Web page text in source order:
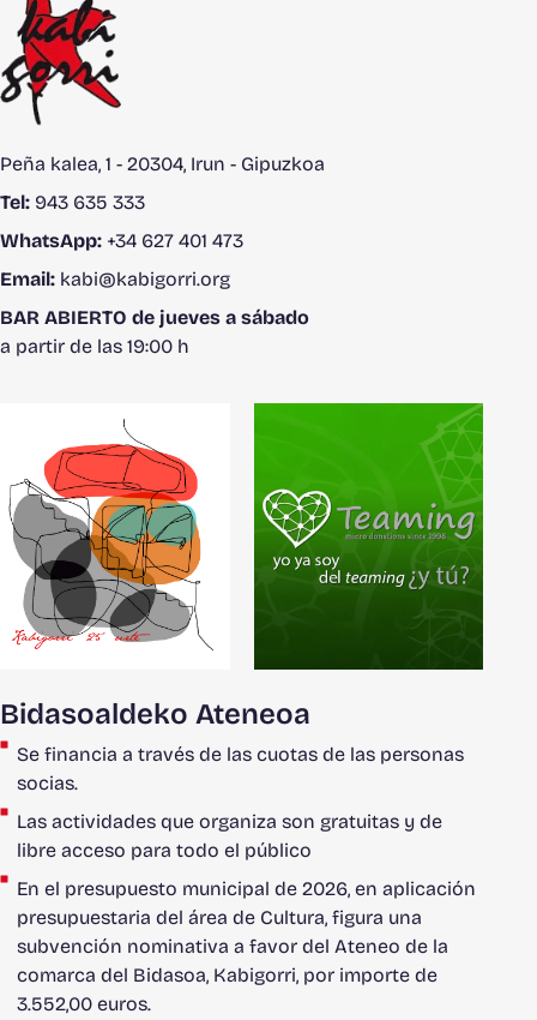
Peña kalea, 1 - 20304, Irun - Gipuzkoa
Tel: 943 635 333
WhatsApp: +34 627 401 473
Email: kabi@kabigorri.org
BAR ABIERTO de jueves a sábado
a partir de las 19:00 h
Bidasoaldeko Ateneoa
Se financia a través de las cuotas de las personas
socias.
Las actividades que organiza son gratuitas y de
libre acceso para todo el público
En el presupuesto municipal de 2026, en aplicación
presupuestaria del área de Cultura, figura una
subvención nominativa a favor del Ateneo de la
comarca del Bidasoa, Kabigorri, por importe de
3.552,00 euros.